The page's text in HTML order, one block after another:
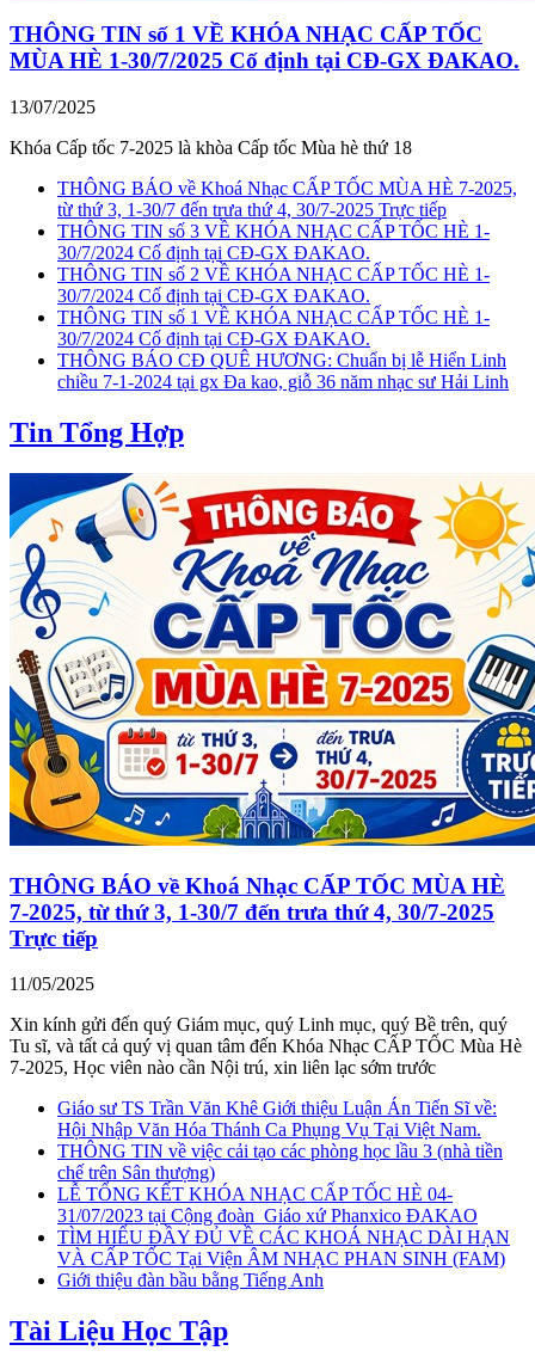
THÔNG TIN số 1 VỀ KHÓA NHẠC CẤP TỐC
MÙA HÈ 1-30/7/2025 Cố định tại CĐ-GX ĐAKAO.
13/07/2025
Khóa Cấp tốc 7-2025 là khòa Cấp tốc Mùa hè thứ 18
THÔNG BÁO về Khoá Nhạc CẤP TỐC MÙA HÈ 7-2025,
từ thứ 3, 1-30/7 đến trưa thứ 4, 30/7-2025 Trực tiếp
THÔNG TIN số 3 VỀ KHÓA NHẠC CẤP TỐC HÈ 1-
30/7/2024 Cố định tại CĐ-GX ĐAKAO.
THÔNG TIN số 2 VỀ KHÓA NHẠC CẤP TỐC HÈ 1-
30/7/2024 Cố định tại CĐ-GX ĐAKAO.
THÔNG TIN số 1 VỀ KHÓA NHẠC CẤP TỐC HÈ 1-
30/7/2024 Cố định tại CĐ-GX ĐAKAO.
THÔNG BÁO CĐ QUÊ HƯƠNG: Chuẩn bị lễ Hiển Linh
chiều 7-1-2024 tại gx Đa kao, giỗ 36 năm nhạc sư Hải Linh
Tin Tổng Hợp
THÔNG BÁO về Khoá Nhạc CẤP TỐC MÙA HÈ
7-2025, từ thứ 3, 1-30/7 đến trưa thứ 4, 30/7-2025
Trực tiếp
11/05/2025
Xin kính gửi đến quý Giám mục, quý Linh mục, quý Bề trên, quý
Tu sĩ, và tất cả quý vị quan tâm đến Khóa Nhạc CẤP TỐC Mùa Hè
7-2025, Học viên nào cần Nội trú, xin liên lạc sớm trước
Giáo sư TS Trần Văn Khê Giới thiệu Luận Án Tiến Sĩ về:
Hội Nhập Văn Hóa Thánh Ca Phụng Vụ Tại Việt Nam.
THÔNG TIN về việc cải tạo các phòng học lầu 3 (nhà tiền
chế trên Sân thượng)
LỄ TỔNG KẾT KHÓA NHẠC CẤP TỐC HÈ 04-
31/07/2023 tại Cộng đoàn_Giáo xứ Phanxico ĐAKAO
TÌM HIỂU ĐẦY ĐỦ VỀ CÁC KHOÁ NHẠC DÀI HẠN
VÀ CẤP TỐC Tại Viện ÂM NHẠC PHAN SINH (FAM)
Giới thiệu đàn bầu bằng Tiếng Anh
Tài Liệu Học Tập